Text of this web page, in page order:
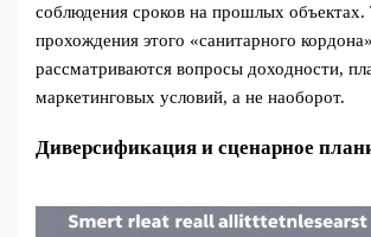
соблюдения сроков на прошлых объектах.
прохождения этого «санитарного кордона»
рассматриваются вопросы доходности,
маркетинговых условий, а не наоборот.
Диверсификация и сценарное